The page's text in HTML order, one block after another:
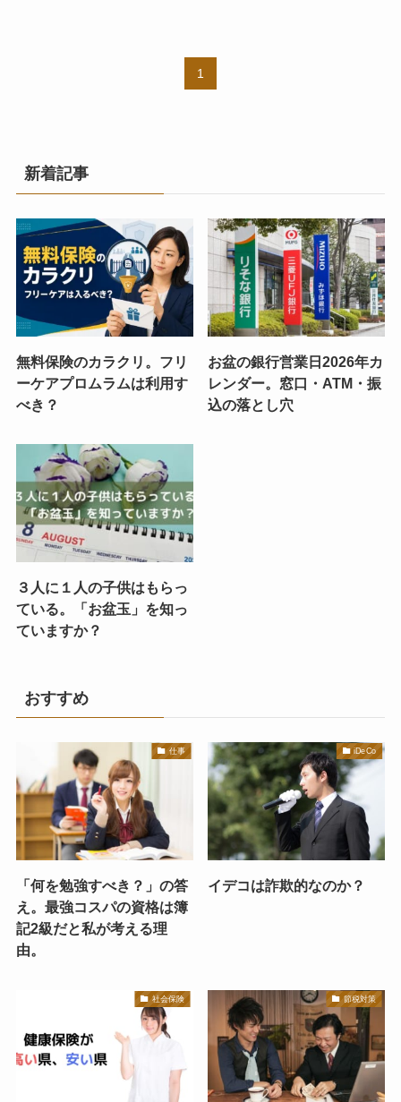
1
新着記事
無料保険のカラクリ。フリ
ーケアプロムラムは利用す
べき？
お盆の銀行営業日2026年カ
レンダー。窓口・ATM・振
込の落とし穴
３人に１人の子供はもらっ
ている。「お盆玉」を知っ
ていますか？
おすすめ
仕事
「何を勉強すべき？」の答
え。最強コスパの資格は簿
記2級だと私が考える理
由。
iDeCo
イデコは詐欺的なのか？
社会保険 節税対策